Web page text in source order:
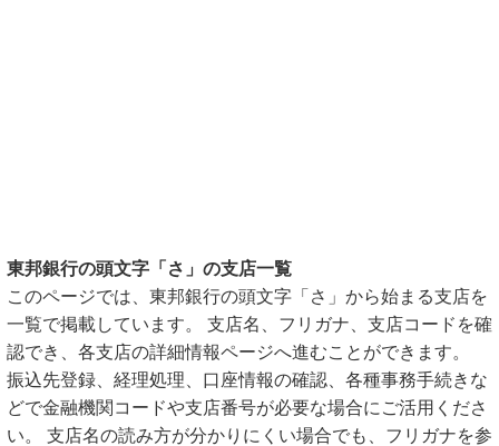
東邦銀行の頭文字「さ」の支店一覧
このページでは、東邦銀行の頭文字「さ」から始まる支店を
一覧で掲載しています。 支店名、フリガナ、支店コードを確
認でき、各支店の詳細情報ページへ進むことができます。
振込先登録、経理処理、口座情報の確認、各種事務手続きな
どで金融機関コードや支店番号が必要な場合にご活用くださ
い。 支店名の読み方が分かりにくい場合でも、フリガナを参